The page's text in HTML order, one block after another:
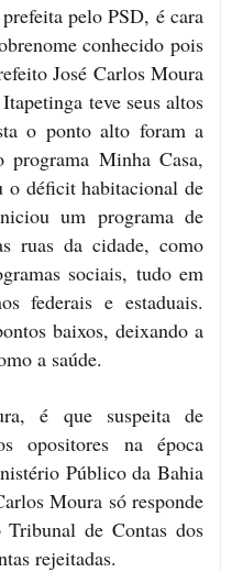
pelo PSD, é cara
conhecido pois
José Carlos Moura
teve seus altos
o ponto alto foram a
programa Minha Casa,
déficit habitacional de
um programa de
ruas da cidade, como
sociais, tudo em
federais e estaduais.
baixos, deixando a
a saúde.
é que suspeita de
opositores na época
Público da Bahia
Moura só responde
de Contas dos
rejeitadas.